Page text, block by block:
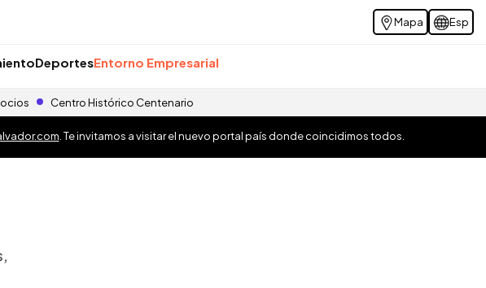
Mapa Esp
DeportesEntorno Empresarial
Centro Histórico Centenario
. Te invitamos a visitar el nuevo portal país donde coincidimos todos.